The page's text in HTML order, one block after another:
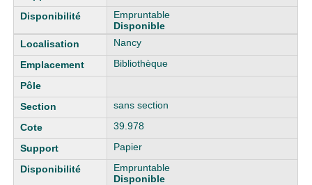
Empruntable
Disponible
Nancy
Bibliothèque
sans section
39.978
Papier
Empruntable
Disponible